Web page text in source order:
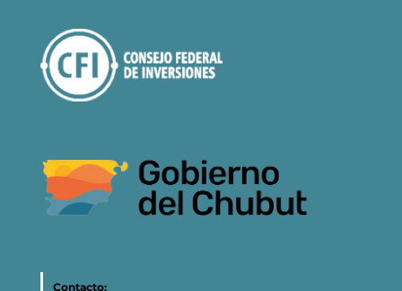
Contacto: